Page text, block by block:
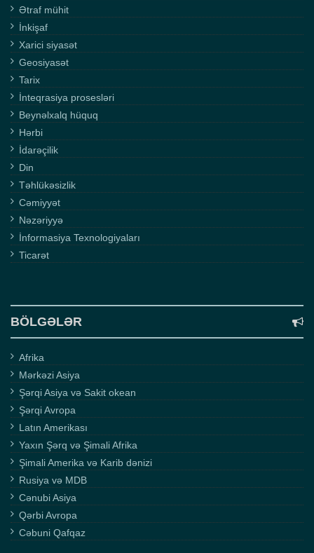
Ətraf mühit
İnkişaf
Xarici siyasət
Geosiyasət
Tarix
İnteqrasiya prosesləri
Beynəlxalq hüquq
Hərbi
İdarəçilik
Din
Təhlükəsizlik
Cəmiyyət
Nəzəriyyə
İnformasiya Texnologiyaları
Ticarət
BÖLGƏLƏR
Afrika
Mərkəzi Asiya
Şərqi Asiya və Sakit okean
Şərqi Avropa
Latın Amerikası
Yaxın Şərq və Şimali Afrika
Şimali Amerika və Karib dənizi
Rusiya və MDB
Cənubi Asiya
Qərbi Avropa
Cəbuni Qafqaz